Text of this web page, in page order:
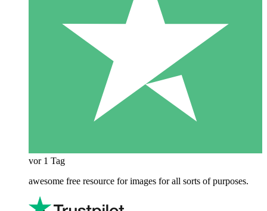
vor 1 Tag
awesome free resource for images for all sorts of purposes.